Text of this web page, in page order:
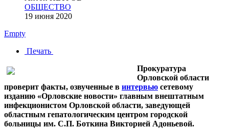
ОБЩЕСТВО
19 июня 2020
Empty
Печать
Прокуратура
Орловской области
проверит факты, озвученные в интервью сетевому
изданию «Орловские новости» главным внештатным
инфекционистом Орловской области, заведующей
областным гепатологическим центром городской
больницы им. С.П. Боткина Викторией Адоньевой.